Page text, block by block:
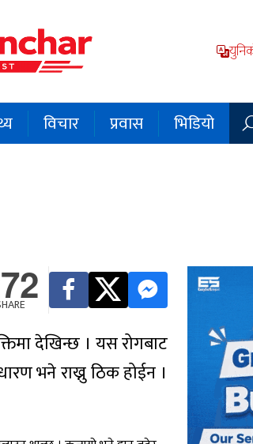
विचार प्रवास भिडियो
देखिन्छ । यस रोगबाट
भने राख्नु ठिक होईन ।